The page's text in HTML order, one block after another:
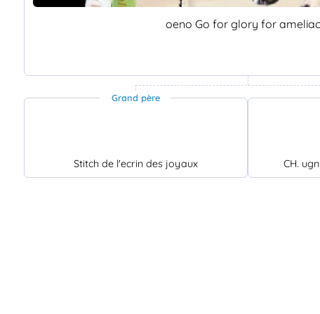
oeno Go for glory for
Grand père
Stitch de l'ecrin des joyaux CH.